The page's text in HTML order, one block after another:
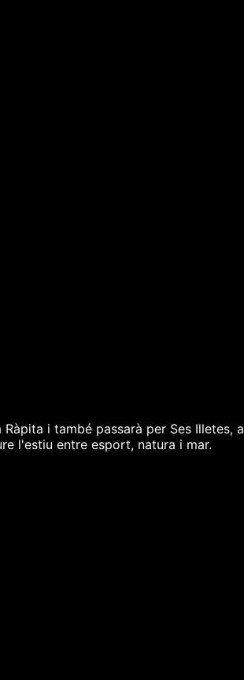
i també passarà per Ses
l'estiu entre esport, natura i mar.